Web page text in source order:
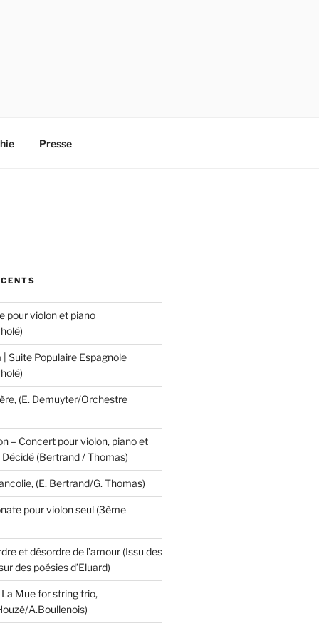
Presse
pour violon et piano
| Suite Populaire Espagnole
(E. Demuyter/Orchestre
– Concert pour violon, piano et
Décidé (Bertrand / Thomas)
(E. Bertrand/G. Thomas)
pour violon seul (3ème
et désordre de l’amour (Issu des
des poésies d’Eluard)
Mue for string trio,
A.Boullenois)